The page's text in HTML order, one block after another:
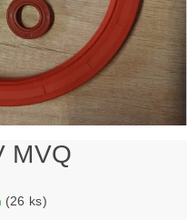
MVQ
(26 ks)